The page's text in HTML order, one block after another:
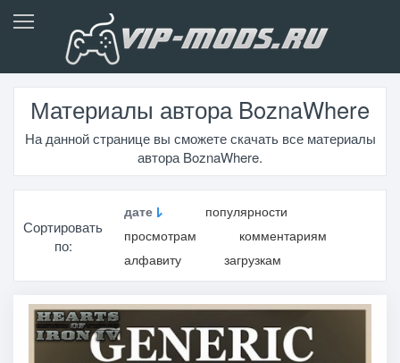
Материалы автора BoznaWhere
На данной странице вы сможете скачать все материалы
автора BoznaWhere.
Сортировать
по:
дате
популярности
просмотрам
комментариям
алфавиту
загрузкам